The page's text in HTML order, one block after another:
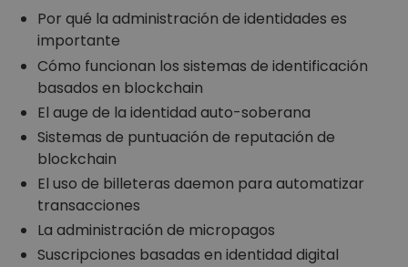
Por qué la administración de identidades es
importante
Cómo funcionan los sistemas de identificación
basados en blockchain
El auge de la identidad auto-soberana
Sistemas de puntuación de reputación de
blockchain
El uso de billeteras daemon para automatizar
transacciones
La administración de micropagos
Suscripciones basadas en identidad digital